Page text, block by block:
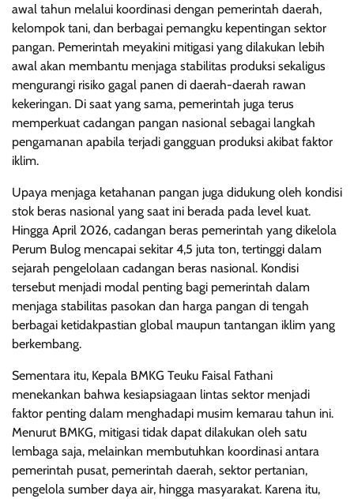
awal tahun melalui koordinasi dengan pemerintah daerah,
kelompok tani, dan berbagai pemangku kepentingan sektor
pangan. Pemerintah meyakini mitigasi yang dilakukan lebih
awal akan membantu menjaga stabilitas produksi sekaligus
mengurangi risiko gagal panen di daerah-daerah rawan
kekeringan. Di saat yang sama, pemerintah juga terus
memperkuat cadangan pangan nasional sebagai langkah
pengamanan apabila terjadi gangguan produksi akibat faktor
iklim.
Upaya menjaga ketahanan pangan juga didukung oleh kondisi
stok beras nasional yang saat ini berada pada level kuat.
Hingga April 2026, cadangan beras pemerintah yang dikelola
Perum Bulog mencapai sekitar 4,5 juta ton, tertinggi dalam
sejarah pengelolaan cadangan beras nasional. Kondisi
tersebut menjadi modal penting bagi pemerintah dalam
menjaga stabilitas pasokan dan harga pangan di tengah
berbagai ketidakpastian global maupun tantangan iklim yang
berkembang.
Sementara itu, Kepala BMKG Teuku Faisal Fathani
menekankan bahwa kesiapsiagaan lintas sektor menjadi
faktor penting dalam menghadapi musim kemarau tahun ini.
Menurut BMKG, mitigasi tidak dapat dilakukan oleh satu
lembaga saja, melainkan membutuhkan koordinasi antara
pemerintah pusat, pemerintah daerah, sektor pertanian,
pengelola sumber daya air, hingga masyarakat. Karena itu,